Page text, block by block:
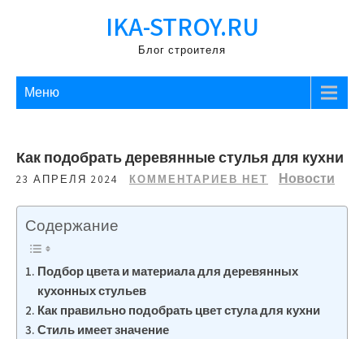
IKA-STROY.RU
Блог строителя
Меню
Как подобрать деревянные стулья для кухни
23 АПРЕЛЯ 2024 КОММЕНТАРИЕВ НЕТ Новости
Содержание
Подбор цвета и материала для деревянных
кухонных стульев
Как правильно подобрать цвет стула для кухни
Стиль имеет значение